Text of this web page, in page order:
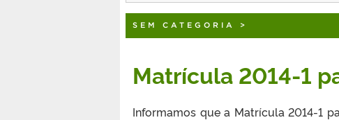
SEM CATEGORIA >
Matrícula 2014-1
Informamos que a Matrícula 2014-1